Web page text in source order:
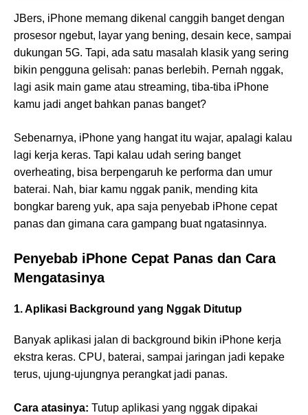
JBers, iPhone memang dikenal canggih banget dengan
prosesor ngebut, layar yang bening, desain kece, sampai
dukungan 5G. Tapi, ada satu masalah klasik yang sering
bikin pengguna gelisah: panas berlebih. Pernah nggak,
lagi asik main game atau streaming, tiba-tiba iPhone
kamu jadi anget bahkan panas banget?
Sebenarnya, iPhone yang hangat itu wajar, apalagi kalau
lagi kerja keras. Tapi kalau udah sering banget
overheating, bisa berpengaruh ke performa dan umur
baterai. Nah, biar kamu nggak panik, mending kita
bongkar bareng yuk, apa saja penyebab iPhone cepat
panas dan gimana cara gampang buat ngatasinnya.
Penyebab iPhone Cepat Panas dan Cara
Mengatasinya
1. Aplikasi Background yang Nggak Ditutup
Banyak aplikasi jalan di background bikin iPhone kerja
ekstra keras. CPU, baterai, sampai jaringan jadi kepake
terus, ujung-ujungnya perangkat jadi panas.
Cara atasinya: Tutup aplikasi yang nggak dipakai